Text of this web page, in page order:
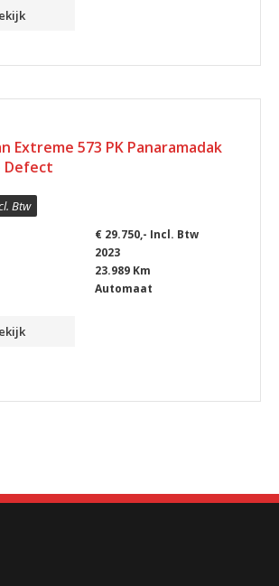
Extreme 573 PK Panaramadak
Defect
Btw
€ 29.750,- Incl. Btw
2023
23.989 Km
Automaat